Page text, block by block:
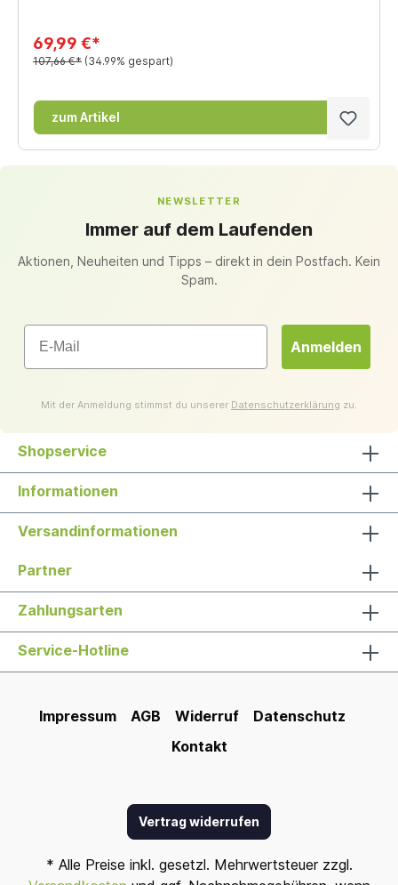
69,99 €*
107,66 €* (34.99% gespart)
zum Artikel
NEWSLETTER
Immer auf dem Laufenden
Aktionen, Neuheiten und Tipps – direkt in dein Postfach. Kein
Spam.
Email
Anmelden
Mit der Anmeldung stimmst du unserer Datenschutzerklärung zu.
Shopservice
Informationen
Versandinformationen
Partner
Zahlungsarten
Service-Hotline
Impressum AGB Widerruf
Datenschutz
Kontakt
Vertrag widerrufen
* Alle Preise inkl. gesetzl. Mehrwertsteuer zzgl.